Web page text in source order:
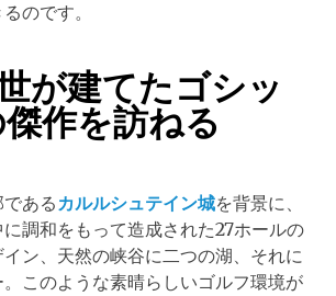
のです。
が建てたゴシッ
作を訪ねる
あるカルルシュテイン城を背景に、
調和をもって造成された27ホールの
ン、天然の峡谷に二つの湖、それに
このような素晴らしいゴルフ環境が